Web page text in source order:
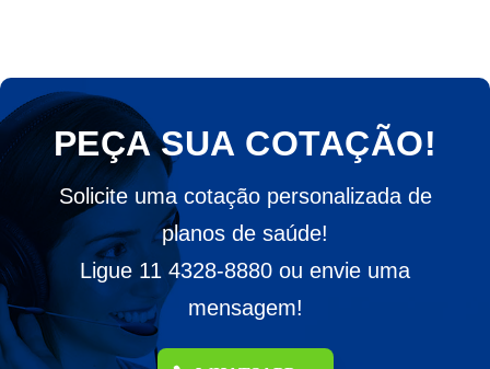
PEÇA SUA COTAÇÃO!
Solicite uma cotação personalizada de
planos de saúde!
Ligue 11 4328-8880 ou envie uma
mensagem!